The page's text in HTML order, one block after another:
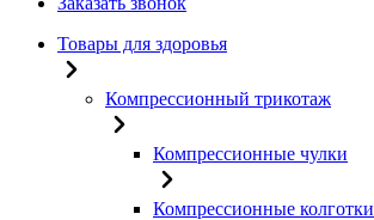
Товары для здоровья
Компрессионный трикотаж
Компрессионные чулки
Компрессионные колготки